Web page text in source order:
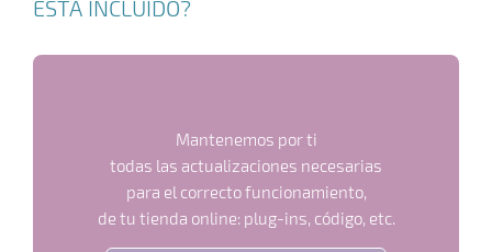
ESTÁ INCLUIDO?
Mantenemos por ti
todas las actualizaciones necesarias
para el correcto funcionamiento,
de tu tienda online: plug-ins, código, etc.